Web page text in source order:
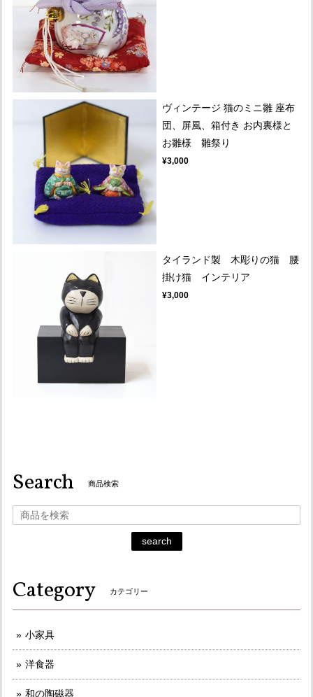
ヴィンテージ 猫のミニ雛 座布
団、屏風、箱付き お内裏様と
お雛様 雛祭り
¥3,000
タイランド製 木彫りの猫 腰
掛け猫 インテリア
¥3,000
Search 商品検索
search
Category カテゴリー
小家具
洋食器
和の陶磁器